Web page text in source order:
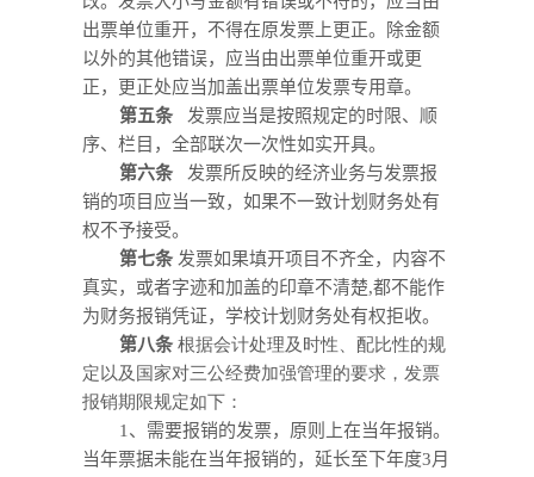
出票单位重开，不得在原发票上更正。除金额
以外的其他错误，应当由出票单位重开或更
正，更正处应当加盖出票单位发票专用章。
第五条
发票应当是按照规定的时限、顺
序、栏目，全部联次一次性如实开具。
第六条
发票所反映的经济业务与发票报
销的项目应当一致，如果不一致计划财务处有
权不予接受。
第七条 发票如果填开项目不齐全，内容不
真实，或者字迹和加盖的印章不清楚,都不能作
为财务报销凭证，学校计划财务处有权拒收。
第八条 根据会计处理及时性、配比性的规
定以及国家对三公经费加强管理的要求，发票
报销期限规定如下：
1 、需要报销的发票，原则上在当年报销。
当年票据未能在当年报销的，延长至下年度3月